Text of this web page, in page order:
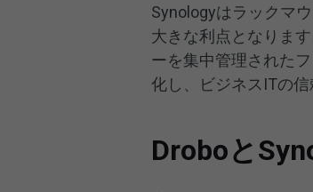
Synologyはラックマ
大きな利点となりま
ーを集中管理された
化し、ビジネスITの
Droboと